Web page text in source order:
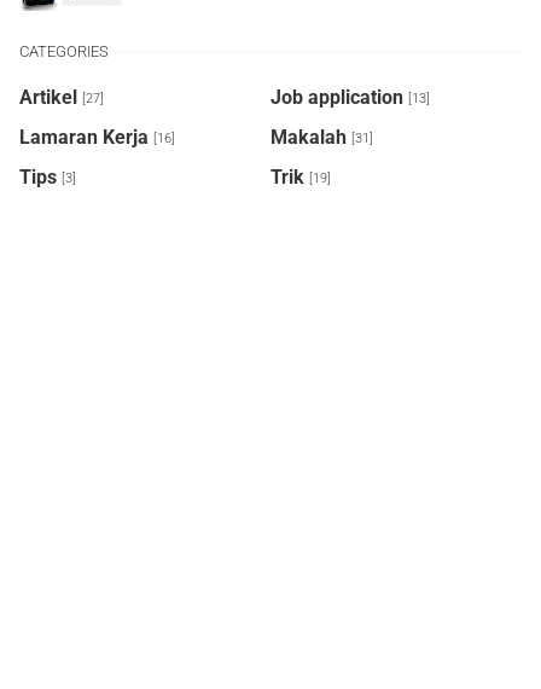
CATEGORIES
Artikel [27] Job application [13]
Lamaran Kerja [16] Makalah [31]
Tips [3] Trik [19]